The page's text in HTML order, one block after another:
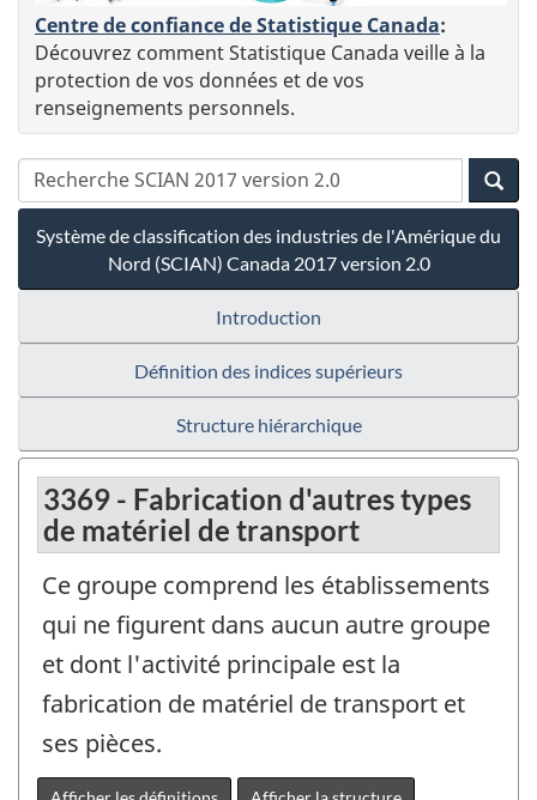
Centre de confiance de Statistique Canada:
Découvrez comment Statistique Canada veille à la
protection de vos données et de vos
renseignements personnels.
Système de classification des industries de l'Amérique du
Nord (SCIAN) Canada 2017 version 2.0
Introduction
Définition des indices supérieurs
Structure hiérarchique
3369 - Fabrication d'autres types
de matériel de transport
Ce groupe comprend les établissements
qui ne figurent dans aucun autre groupe
et dont l'activité principale est la
fabrication de matériel de transport et
ses pièces.